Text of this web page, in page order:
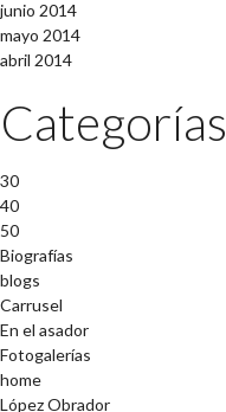
junio 2014
mayo 2014
abril 2014
Categorías
30
40
50
Biografías
blogs
Carrusel
En el asador
Fotogalerías
home
López Obrador